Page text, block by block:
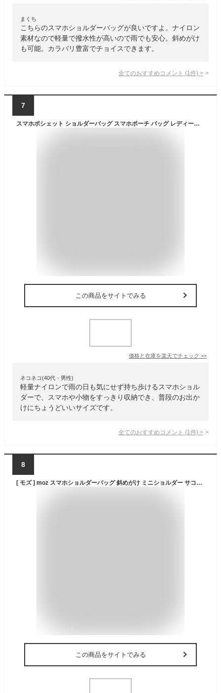
まくち
こちらのスマホショルダーバッグが良いですよ。ナイロン
素材なので軽量で撥水性が高いので雨でも安心。斜めがけ
も可能。カラバリ豊富でチョイスできます。
全てのおすすめコメント (1 件) >
7
スマホポシェット ショルダーバッグ スマホポーチ バッグ レディース スマホショルダー スマホポシェット ミニショルダー 無地 ナイロン 3way コンパクト 防水 軽量 スマホポーチ 縦型 ショルダーポーチ 斜め掛け ベルトポーチ
この商品をサイトでみる
価格と在庫を楽天でチェック >>
ネコネコ(40代・男性)
軽量ナイロンで雨の日も気にせず持ち歩けるスマホショル
ダーで、スマホや小物をすっきり収納でき、普段のお出か
けにちょうどいいサイズです。
全てのおすすめコメント (1 件) >
8
[ モズ ] moz スマホショルダーバッグ 斜めがけ ミニショルダー サコッシュ ポシェット 軽量 撥水 レディース メンズ ユニセックス フェス アウトドア ZZOK-05
この商品をサイトでみる